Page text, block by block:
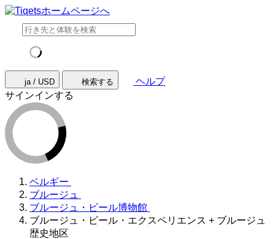
ja / USD 検索する
ヘルプ
サインインする
ベルギー
ブルージュ
ブルージュ・ビール博物館
ブルージュ・ビール・エクスペリエンス + ブルージュ
歴史地区